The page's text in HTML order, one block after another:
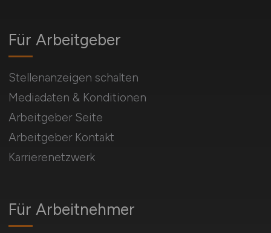
Für Arbeitnehmer
Für Arbeitgeber
Stellenanzeigen schalten
Mediadaten & Konditionen
Arbeitgeber Seite
Arbeitgeber Kontakt
Karrierenetzwerk